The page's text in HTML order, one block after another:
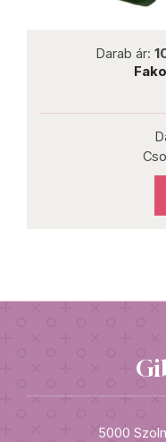
Darab ár:
5000